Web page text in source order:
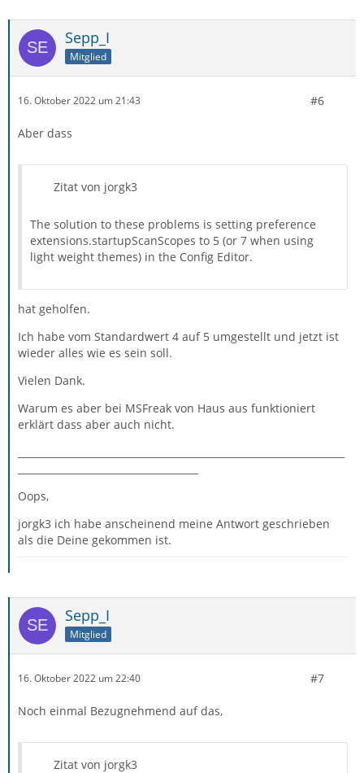
Sepp_I
Mitglied
16. Oktober 2022 um 21:43 #6
Aber dass
Zitat von jorgk3
The solution to these problems is setting preference
extensions.startupScanScopes to 5 (or 7 when using
light weight themes) in the Config Editor.
hat geholfen.
Ich habe vom Standardwert 4 auf 5 umgestellt und jetzt ist
wieder alles wie es sein soll.
Vielen Dank.
Warum es aber bei MSFreak von Haus aus funktioniert
erklärt dass aber auch nicht.
Oops,
jorgk3 ich habe anscheinend meine Antwort geschrieben
als die Deine gekommen ist.
Sepp_I
Mitglied
16. Oktober 2022 um 22:40 #7
Noch einmal Bezugnehmend auf das,
Zitat von jorgk3